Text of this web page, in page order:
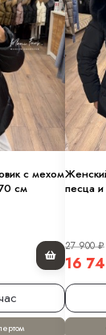
с мехом
см
песца
27 900₽
16